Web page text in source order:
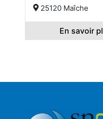
25120 Maîche
En savoir